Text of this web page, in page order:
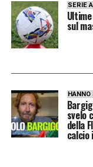
SERIE A
sul
HANNO
svelo
della
calcio